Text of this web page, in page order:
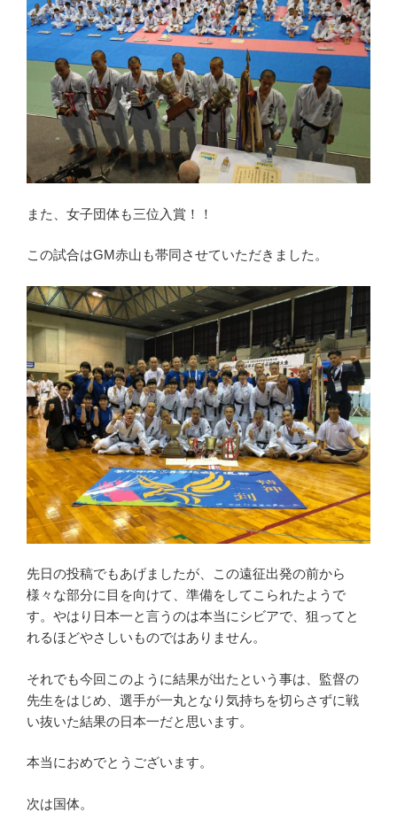
また、女子団体も三位入賞！！
この試合はGM赤山も帯同させていただきました。
先日の投稿でもあげましたが、この遠征出発の前から
様々な部分に目を向けて、準備をしてこられたようで
す。やはり日本一と言うのは本当にシビアで、狙ってと
れるほどやさしいものではありません。
それでも今回このように結果が出たという事は、監督の
先生をはじめ、選手が一丸となり気持ちを切らさずに戦
い抜いた結果の日本一だと思います。
本当におめでとうございます。
次は国体。